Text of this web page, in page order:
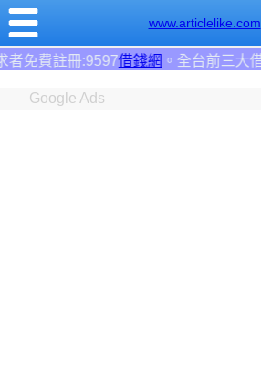
www.articlelike.com
三大借錢網站！
Google Ads